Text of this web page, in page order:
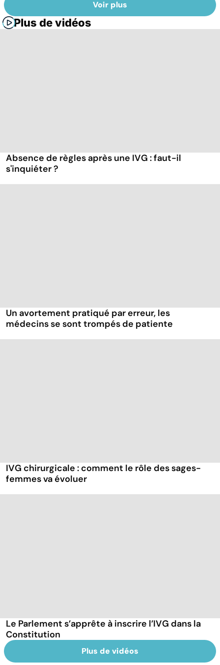
Voir plus
Plus de vidéos
Absence de règles après une IVG : faut-il
s'inquiéter ?
Un avortement pratiqué par erreur, les
médecins se sont trompés de patiente
IVG chirurgicale : comment le rôle des sages-
femmes va évoluer
Le Parlement s’apprête à inscrire l’IVG dans la
Constitution
Plus de vidéos